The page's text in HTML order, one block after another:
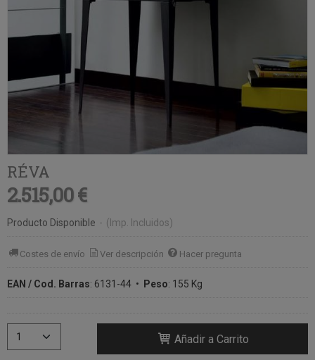
RÉVA
2.515,00 €
Producto Disponible - (Imp. Incluidos)
Costes de envío Ver descripción Hacer pregunta
EAN / Cod. Barras: 6131-44 • Peso: 155 Kg
Añadir a Carrito